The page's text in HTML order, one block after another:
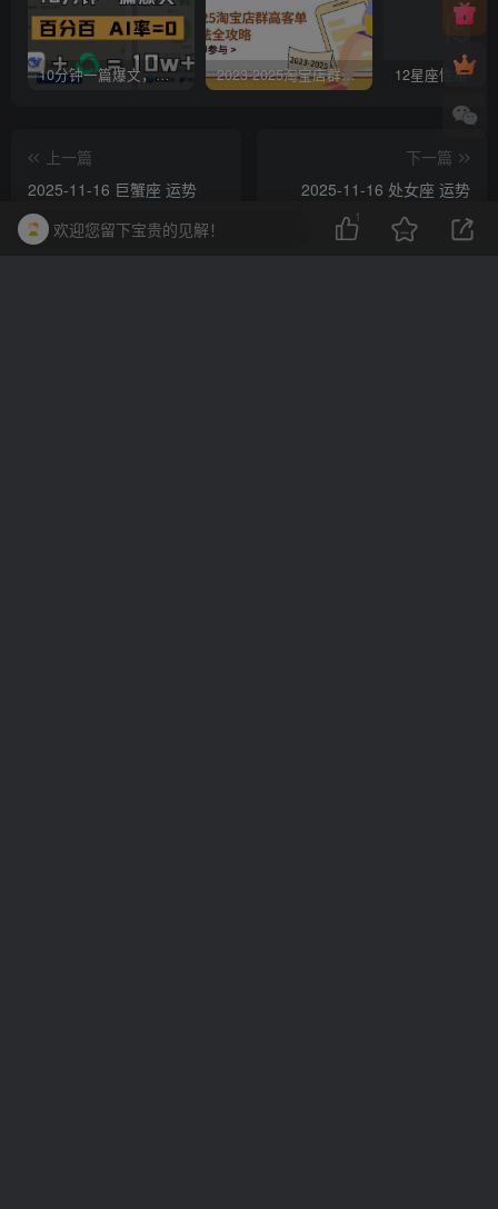
10分钟一篇爆文，百分百 AI率=0，用deepseek轻松玩转公众号爆文项目 2023-2025淘宝店群运营，涵盖C店/天猫店群两大赛道，帮你掌握全周期运营打法
上一篇
2025-11-16 巨蟹座 运势
下一篇
2025-11-16 处女座 运势
欢迎您留下宝贵的见解！
1